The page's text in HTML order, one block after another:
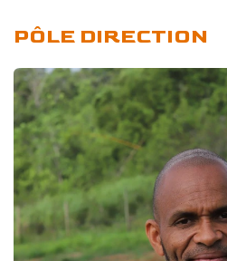
PÔLE DIRECTION